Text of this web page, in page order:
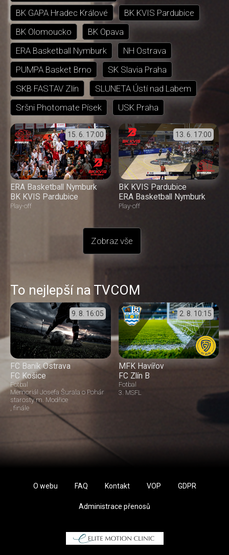
BK GAPA Hradec Králové
BK KVIS Pardubice
BK Olomoucko
BK Opava
ERA Basketball Nymburk
NH Ostrava
PUMPA Basket Brno
SK Slavia Praha
SKB FASTAV Zlín
SLUNETA Ústí nad Labem
Sršni Photomate Písek
USK Praha
15. 6. 17:00
ERA Basketball Nymburk
BK KVIS Pardubice
Play-off
13. 6. 17:00
BK KVIS Pardubice
ERA Basketball Nymburk
Play-off
Zobraz vše
To nejlepší na TVCOM
9. 8. 16:05
FC Baník Ostrava
FC Košice
Fotbal
Memoriál Josefa Šurala o Pohár
starosty m. Modřice
finále
2. 8. 10:15
MFK Havířov
FC Zlín B
Fotbal
3. MSFL
O webu FAQ Kontakt VOP GDPR
Administrace přenosů